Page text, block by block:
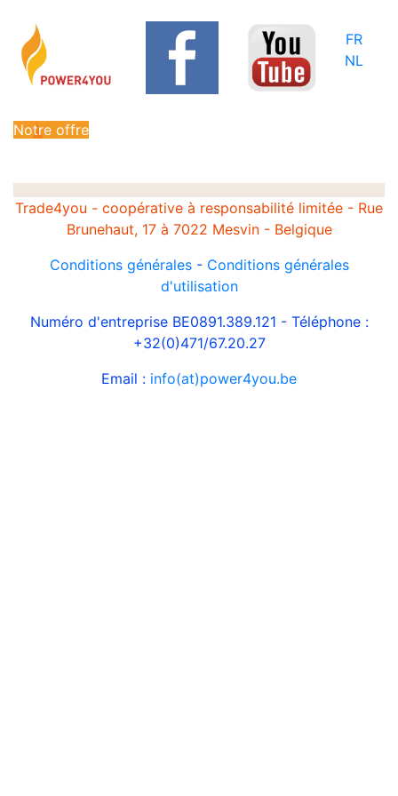
FR
NL
Notre offre
Trade4you - coopérative à responsabilité limitée - Rue
Brunehaut, 17 à 7022 Mesvin - Belgique
Conditions générales- Conditions générales
d'utilisation
Numéro d'entreprise BE0891.389.121 - Téléphone :
+32(0)471/67.20.27
Email : info(at)power4you.be